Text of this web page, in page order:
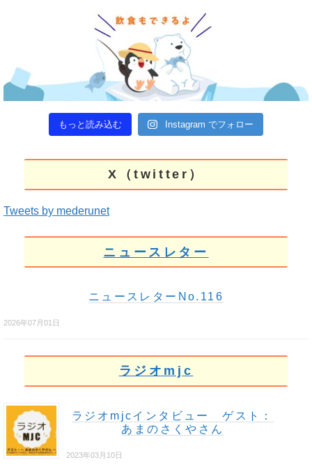
もっと読み込む Instagram でフォロー
X（twitter）
Tweets by mederunet
ニュースレター
ニュースレターNo.116
2026年07月01日
ラジオmjc
ラジオmjcインタビュー ゲスト：
あまのさくやさん
2023年03月10日